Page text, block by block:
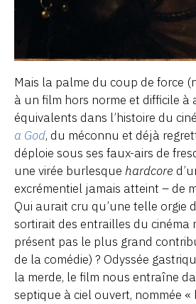
Mais la palme du coup de force
à un film hors norme et difficile à
équivalents dans l’histoire du
a God, du méconnu et déjà
déploie sous ses faux-airs de
une virée burlesque hardcore
excrémentiel jamais atteint – de
Qui aurait cru qu’une telle orgie
sortirait des entrailles du cinéma
présent pas le plus grand
de la comédie) ? Odyssée
la merde, le film nous entraîne
septique à ciel ouvert, nommée «